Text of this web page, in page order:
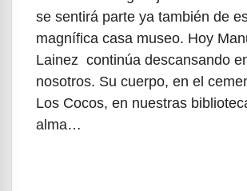
se sentirá parte ya también de
magnífica casa museo. Hoy
Lainez continúa descansando
nosotros. Su cuerpo, en el
Los Cocos, en nuestras
alma…